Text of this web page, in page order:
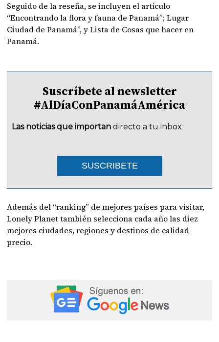
Seguido de la reseña, se incluyen el artículo
“Encontrando la flora y fauna de Panamá”; Lugar
Ciudad de Panamá”, y Lista de Cosas que hacer en
Panamá.
Suscríbete al newsletter
#AlDíaConPanamáAmérica
Las noticias que importan directo a tu inbox
SUSCRIBETE
Además del “ranking” de mejores países para visitar,
Lonely Planet también selecciona cada año las diez
mejores ciudades, regiones y destinos de calidad-
precio.